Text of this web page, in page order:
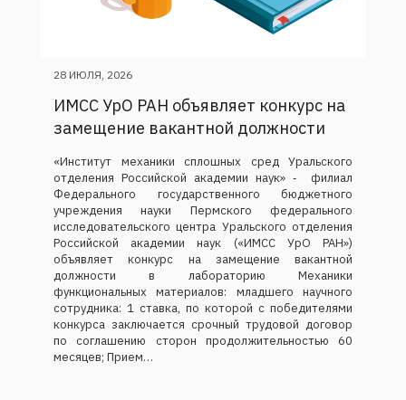
28 ИЮЛЯ, 2026
ИМСС УрО РАН объявляет конкурс на
замещение вакантной должности
«Институт механики сплошных сред Уральского
отделения Российской академии наук» ‑ филиал
Федерального государственного бюджетного
учреждения науки Пермского федерального
исследовательского центра Уральского отделения
Российской академии наук («ИМСС УрО РАН»)
объявляет конкурс на замещение вакантной
должности в лабораторию Механики
функциональных материалов: младшего научного
сотрудника: 1 ставка, по которой с победителями
конкурса заключается срочный трудовой договор
по соглашению сторон продолжительностью 60
месяцев; Прием…